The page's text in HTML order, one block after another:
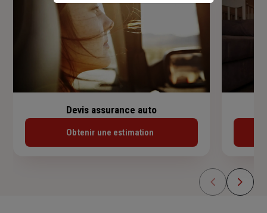
Devis assurance auto
Obtenir une estimation